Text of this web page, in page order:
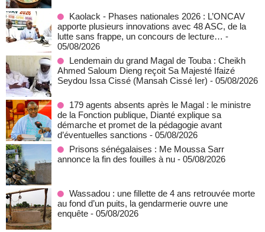
Kaolack - Phases nationales 2026 : L’ONCAV
apporte plusieurs innovations avec 48 ASC, de la
lutte sans frappe, un concours de lecture… -
05/08/2026
Lendemain du grand Magal de Touba : Cheikh
Ahmed Saloum Dieng reçoit Sa Majesté Ifaizé
Seydou Issa Cissé (Mansah Cissé Ier) - 05/08/2026
179 agents absents après le Magal : le ministre
de la Fonction publique, Dianté explique sa
démarche et promet de la pédagogie avant
d’éventuelles sanctions - 05/08/2026
Prisons sénégalaises : Me Moussa Sarr
annonce la fin des fouilles à nu - 05/08/2026
Wassadou : une fillette de 4 ans retrouvée morte
au fond d’un puits, la gendarmerie ouvre une
enquête - 05/08/2026